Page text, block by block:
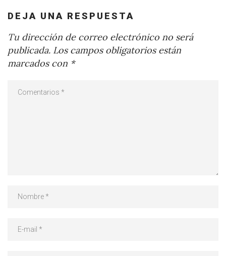
DEJA UNA RESPUESTA
Tu dirección de correo electrónico no será
publicada. Los campos obligatorios están
marcados con *